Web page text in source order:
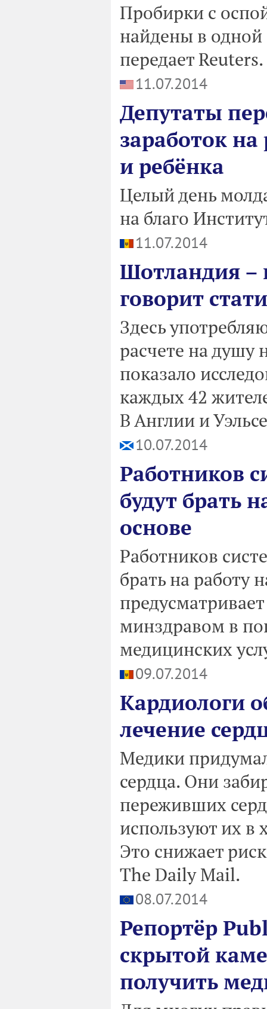
Пробирки с
найдены в одной
передает Reuters.
11.07.2014
Депутаты
заработок
и ребёнка
Целый день
на благо
11.07.2014
Шотландия –
говорит
Здесь
расчете на душу
показало
каждых 42
В Англии и
10.07.2014
Работников
будут брать
основе
Работников
брать на работу
минздравом в
медицинских
09.07.2014
Кардиологи
лечение
Медики
сердца. Они
переживших
используют их в
Это снижает
The Daily Mail.
08.07.2014
Репортёр
скрытой
получить